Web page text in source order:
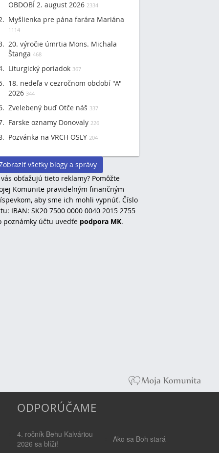
OBDOBÍ 2. august 2026 2334
Myšlienka pre pána farára Mariána
1114
20. výročie úmrtia Mons. Michala
Štanga 468
Liturgický poriadok 367
18. nedeľa v cezročnom období "A"
2026 344
Zvelebený buď Otče náš 337
Farske oznamy Donovaly 226
Pozvánka na VRCH OSLY 204
všetky blogy a správy
obťažujú tieto reklamy? Pomôžte
Komunite pravidelným finančným
aby sme ich mohli vypnúť. Číslo
IBAN: SK20 7500 0000 0040 2015 2755
poznámky účtu uvedťe podpora MK.
ODPORÚČAME
4. ročník Behu Kalváriou
2026 sa blíži!
Ako sa Boh stará